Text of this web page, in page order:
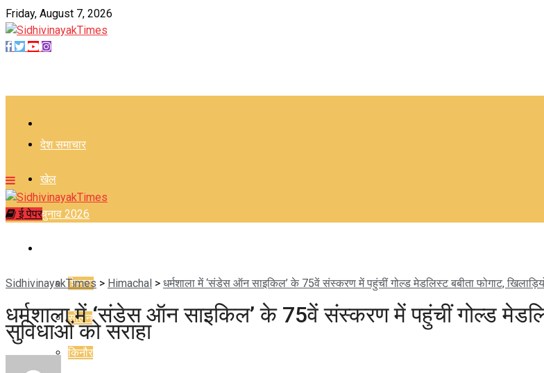
Friday, August 7, 2026
देश समाचार
खेल
चुनाव 2026
शिमला
सोलन
किनौर
ई पेपर
SidhivinayakTimes > Himachal > धर्मशाला में ‘संडेस ऑन साइकिल’ के 75वें संस्करण में पहुंचीं गोल्ड मेडलिस्ट बबीता फोगाट,
धर्मशाला में ‘संडेस ऑन साइकिल’ के 75वें संस्करण में पहुंचीं गोल्ड
सुविधाओं को सराहा